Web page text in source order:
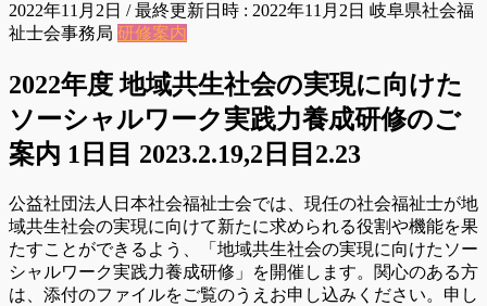
2022年11月2日 / 最終更新日時 : 2022年11月2日 岐阜県社会福
祉士会事務局 研修案内
2022年度 地域共生社会の実現に向けた
ソーシャルワーク実践力養成研修のご
案内 1日目 2023.2.19,2日目2.23
公益社団法人日本社会福祉士会では、現任の社会福祉士が地
域共生社会の実現に向けて新たに求められる役割や機能を果
たすことができるよう、「地域共生社会の実現に向けたソー
シャルワーク実践力養成研修」を開催します。関心のある方
は、添付のファイルをご覧のうえお申し込みください。申し